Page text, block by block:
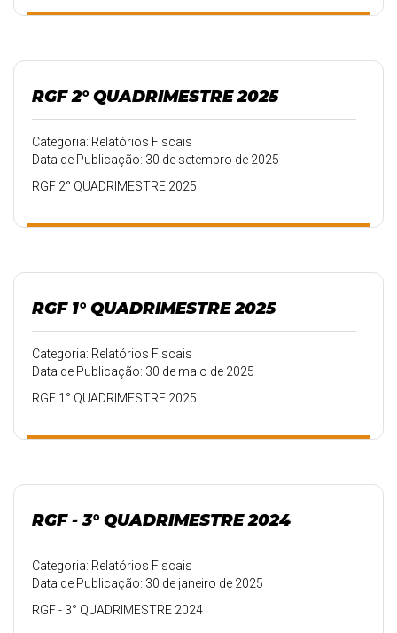
RGF 2° QUADRIMESTRE 2025
Categoria: Relatórios Fiscais
Data de Publicação: 30 de setembro de 2025
RGF 2° QUADRIMESTRE 2025
RGF 1° QUADRIMESTRE 2025
Categoria: Relatórios Fiscais
Data de Publicação: 30 de maio de 2025
RGF 1° QUADRIMESTRE 2025
RGF - 3° QUADRIMESTRE 2024
Categoria: Relatórios Fiscais
Data de Publicação: 30 de janeiro de 2025
RGF - 3° QUADRIMESTRE 2024